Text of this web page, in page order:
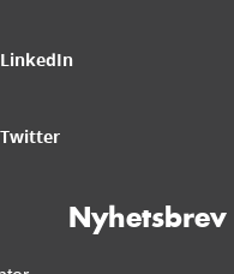
LinkedIn
Twitter
Nyhetsbrev